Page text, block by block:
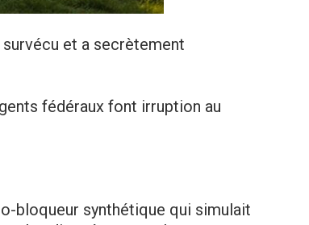
et a secrètement
fédéraux font irruption au
bloqueur synthétique qui simulait